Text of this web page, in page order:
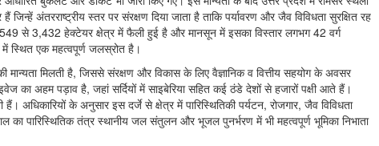
अंतरराष्ट्रीय स्तर पर संरक्षण दिया जाता है ताकि पर्यावरण और जैव विविधता सुरक्षित रह
से 3,432 हेक्टेयर क्षेत्र में फैली हुई है और मानसून में इसका विस्तार लगभग 42 वर्ग
स्थित एक महत्वपूर्ण जलस्रोत है।
मिलती है, जिससे संरक्षण और विकास के लिए वैज्ञानिक व वित्तीय सहयोग के अवसर
का अहम पड़ाव है, जहां सर्दियों में साइबेरिया सहित कई ठंडे देशों से हजारों पक्षी आते हैं।
अधिकारियों के अनुसार इस दर्जे से क्षेत्र में पारिस्थितिकी पर्यटन, रोजगार, जैव विविधता
का पारिस्थितिक तंत्र स्थानीय जल संतुलन और भूजल पुनर्भरण में भी महत्वपूर्ण भूमिका निभाता